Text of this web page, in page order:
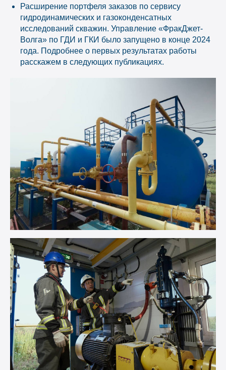
Расширение портфеля заказов по сервису
гидродинамических и газоконденсатных
исследований скважин. Управление «ФракДжет-
Волга» по ГДИ и ГКИ было запущено в конце 2024
года. Подробнее о первых результатах работы
расскажем в следующих публикациях.